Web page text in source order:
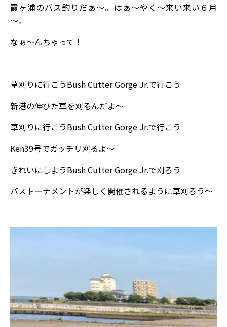
霞ヶ浦のバス釣りだぁ～。はぁ～やく～来い来い６月
～。
なぁ～んちゃって！
草刈りに行こうBush Cutter Gorge Jr.で行こう
新港の伸びた草を刈るんだよ～
草刈りに行こうBush Cutter Gorge Jr.で行こう
Ken39号でガッチリ刈るよ～
きれいにしようBush Cutter Gorge Jr.で刈ろう
バストーナメントが楽しく開催されるように草刈ろう～